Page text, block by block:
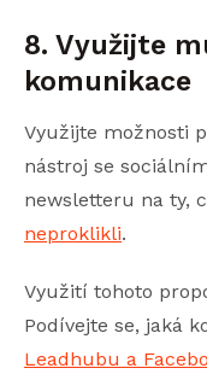
8. Využijte
komunikace
Využijte možnosti
nástroj se
newsletteru na ty,
neproklikli.
Využití tohoto
Podívejte se, jaká
Leadhubu a